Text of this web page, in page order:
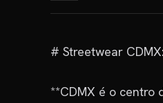
# Streetwear
**CDMX é o centro